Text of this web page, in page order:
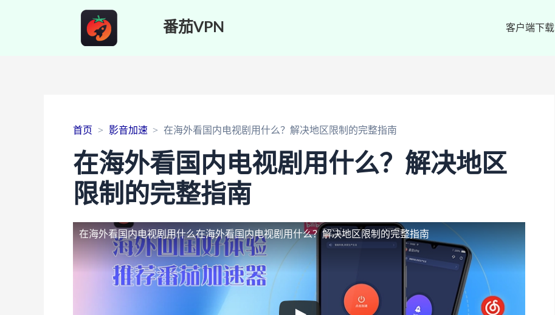
番茄VPN 客户端下载
首页 影音加速 在海外看国内电视剧用什么？解决地区限制的完整指南
在海外看国内电视剧用什么？解决地区
限制的完整指南
在海外看国内电视剧用什么在海外看国内电视剧用什么？解决地区限制的完整指南